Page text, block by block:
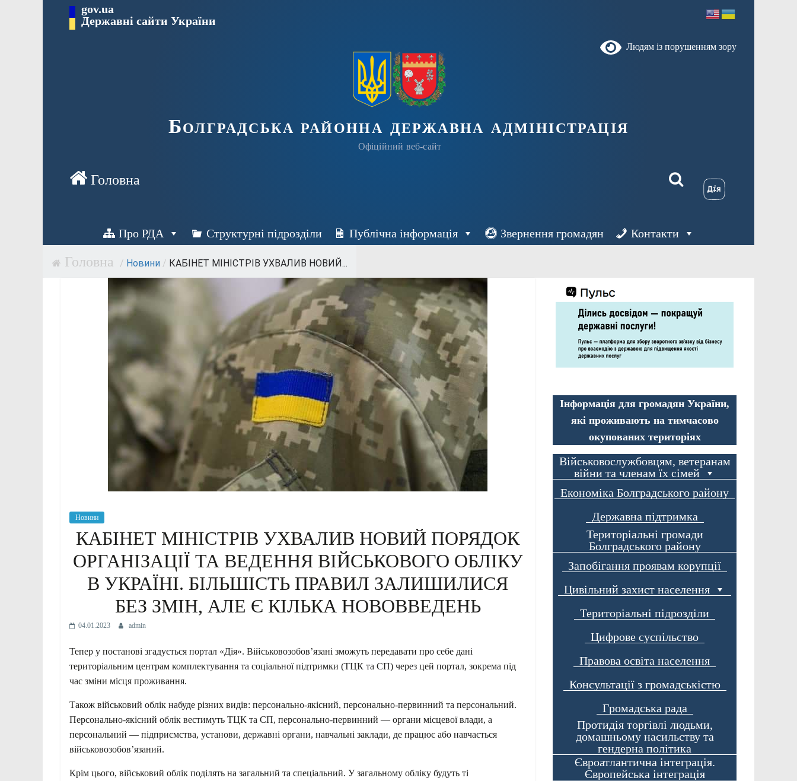
Перейти gov.ua
Державні сайти України
Людям із порушенням зору
Болградська районна державна адміністрація
Офіційний веб-сайт
Про РДА Структурні підрозділи Публічна інформація Звернення громадян Контакти
/ Новини / КАБІНЕТ МІНІСТРІВ УХВАЛИВ НОВИЙ...
Новини
КАБІНЕТ МІНІСТРІВ УХВАЛИВ НОВИЙ ПОРЯДОК
ОРГАНІЗАЦІЇ ТА ВЕДЕННЯ ВІЙСЬКОВОГО ОБЛІКУ
В УКРАЇНІ. БІЛЬШІСТЬ ПРАВИЛ ЗАЛИШИЛИСЯ
БЕЗ ЗМІН, АЛЕ Є КІЛЬКА НОВОВВЕДЕНЬ
04.01.2023 admin
Тепер у постанові згадується портал «Дія». Військовозобовʼязані зможуть передавати про себе дані
територіальним центрам комплектування та соціальної підтримки (ТЦК та СП) через цей портал, зокрема під
час зміни місця проживання.
Також військовий облік набуде різних видів: персонально-якісний, персонально-первинний та персональний.
Персонально-якісний облік вестимуть ТЦК та СП, персонально-первинний — органи місцевої влади, а
персональний — підприємства, установи, державні органи, навчальні заклади, де працює або навчається
військовозобовʼязаний.
Крім цього, військовий облік поділять на загальний та спеціальний. У загальному обліку будуть ті
Інформація для громадян України,
які проживають на тимчасово
окупованих територіях
Військовослужбовцям, ветеранам
війни та членам їх сімей
Економіка Болградського району
Державна підтримка
Територіальні громади
Болградського району
Запобігання проявам корупції
Цивільний захист населення
Територіальні підрозділи
Цифрове суспільство
Правова освіта населення
Консультації з громадськістю
Громадська рада
Протидія торгівлі людьми,
домашньому насильству та
гендерна політика
Євроатлантична інтеграція.
Європейська інтеграція